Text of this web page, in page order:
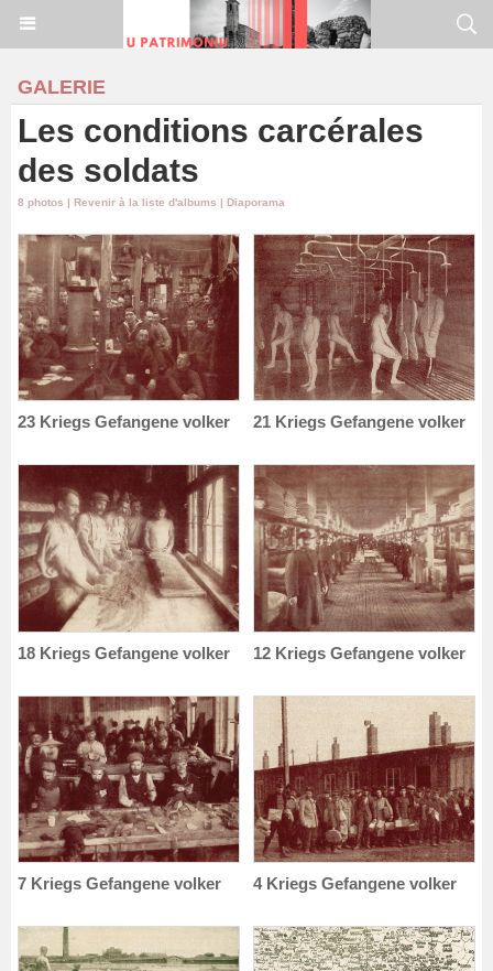
GALERIE
Les conditions carcérales
des soldats
8 photos | Revenir à la liste d'albums | Diaporama
23 Kriegs Gefangene volker 21 Kriegs Gefangene volker
18 Kriegs Gefangene volker 12 Kriegs Gefangene volker
7 Kriegs Gefangene volker 4 Kriegs Gefangene volker